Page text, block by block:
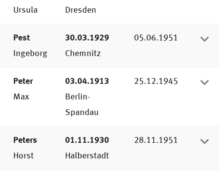
Ursula
Dresden
Pest
Ingeborg
30.03.1929
Chemnitz
05.06.1951
Peter
Max
03.04.1913
Berlin-
Spandau
25.12.1945
Peters
Horst
01.11.1930
Halberstadt
28.11.1951